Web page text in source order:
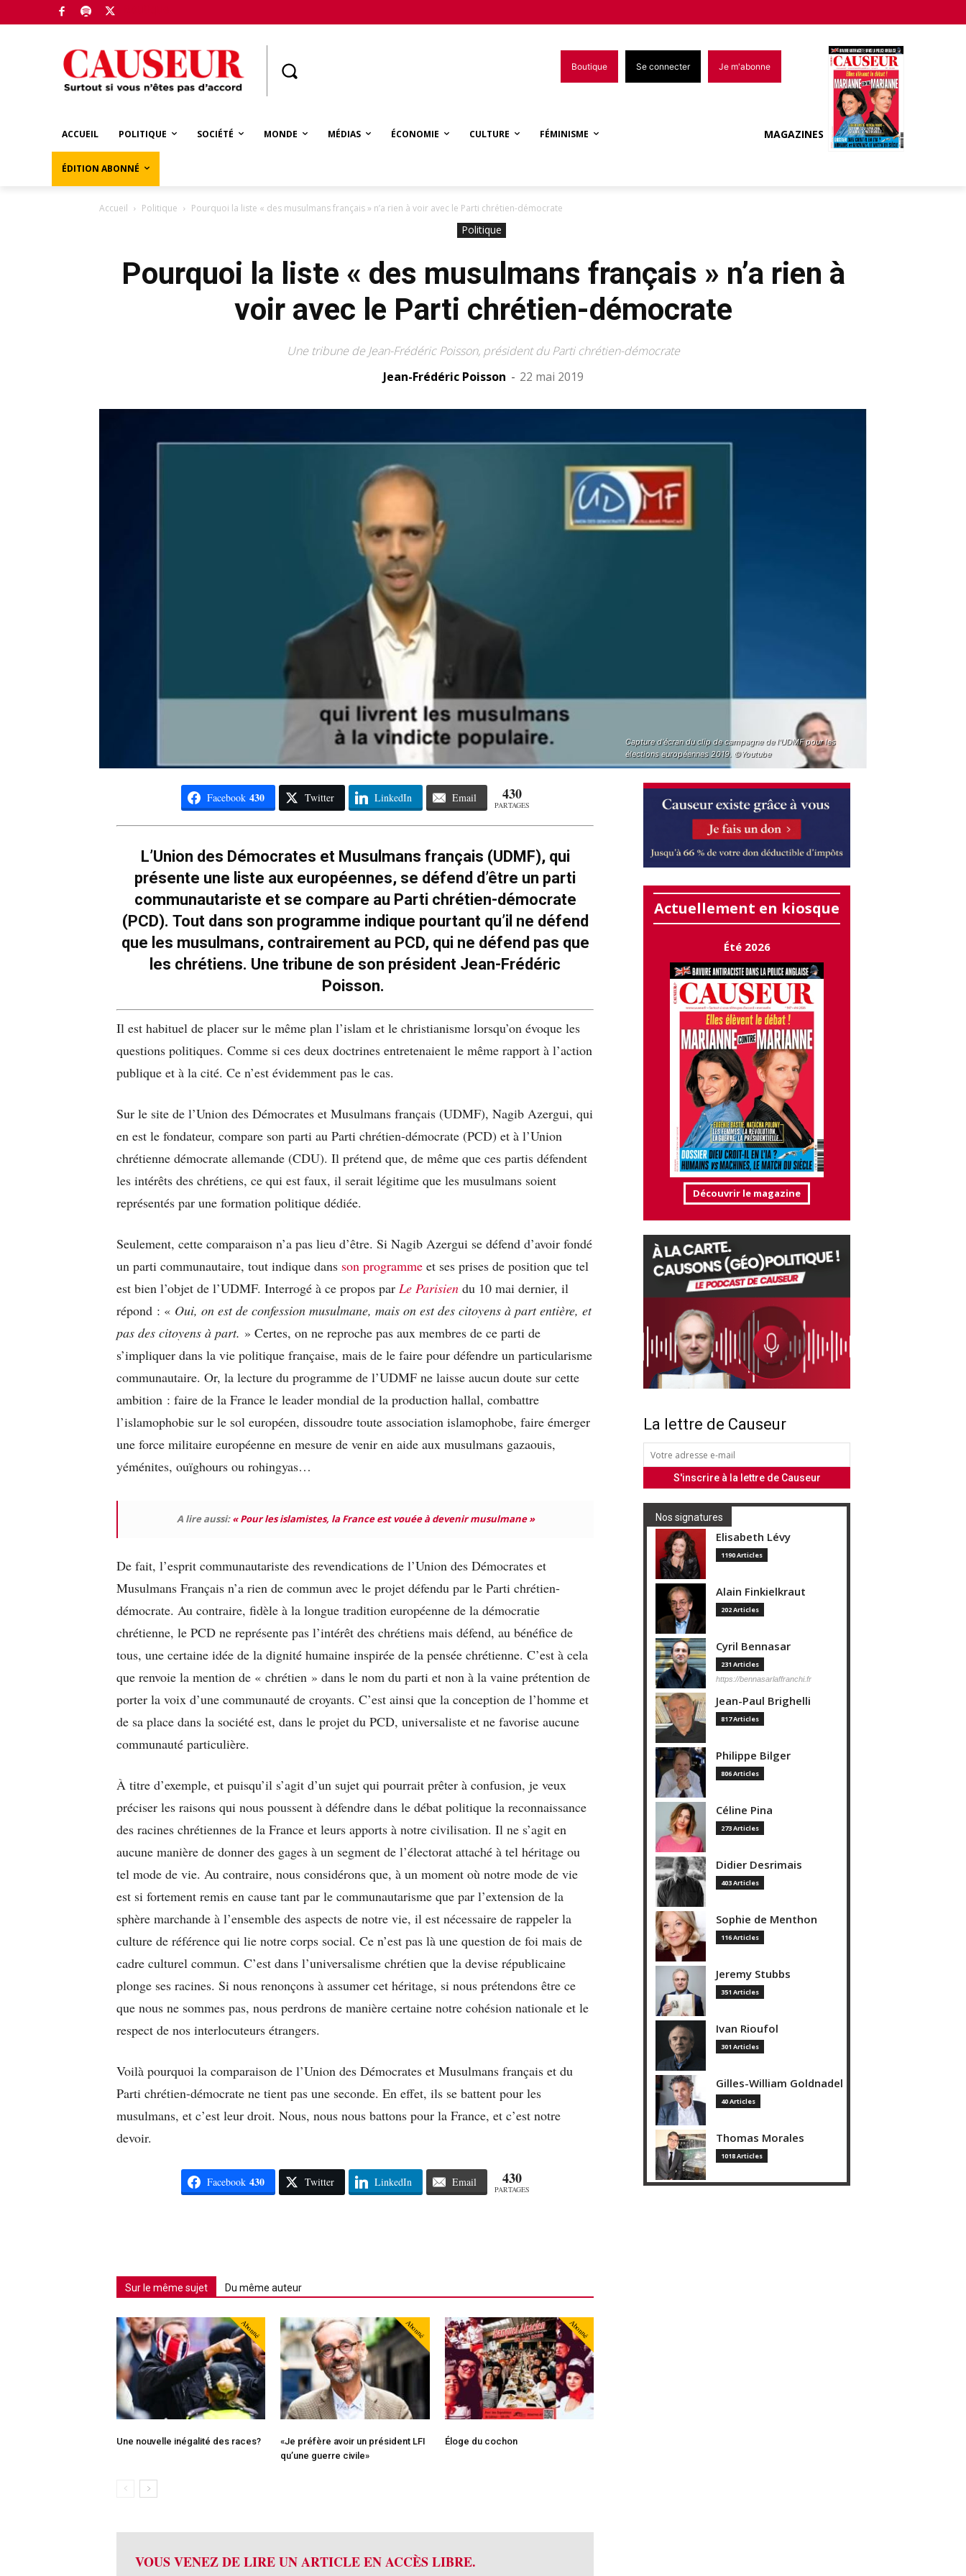
Boutique Se connecter Je m'abonne
ACCUEIL POLITIQUE SOCIÉTÉ MONDE MÉDIAS ÉCONOMIE CULTURE FÉMINISME
ÉDITION ABONNÉ
MAGAZINES
Accueil Politique Pourquoi la liste « des musulmans français » n’a rien à voir avec le Parti chrétien-démocrate
Politique
Pourquoi la liste « des musulmans français » n’a rien à
voir avec le Parti chrétien-démocrate
Une tribune de Jean-Frédéric Poisson, président du Parti chrétien-démocrate
Jean-Frédéric Poisson - 22 mai 2019
Capture d'écran du clip de campagne de l'UDMF pour les
élections européennes 2019. ©Youtube
Facebook 430 Twitter LinkedIn Email 430
PARTAGES
L’Union des Démocrates et Musulmans français (UDMF), qui
présente une liste aux européennes, se défend d’être un parti
communautariste et se compare au Parti chrétien-démocrate
(PCD). Tout dans son programme indique pourtant qu’il ne défend
que les musulmans, contrairement au PCD, qui ne défend pas que
les chrétiens. Une tribune de son président Jean-Frédéric
Poisson.
Il est habituel de placer sur le même plan l’islam et le christianisme lorsqu’on évoque les
questions politiques. Comme si ces deux doctrines entretenaient le même rapport à l’action
publique et à la cité. Ce n’est évidemment pas le cas.
Sur le site de l’Union des Démocrates et Musulmans français (UDMF), Nagib Azergui, qui
en est le fondateur, compare son parti au Parti chrétien-démocrate (PCD) et à l’Union
chrétienne démocrate allemande (CDU). Il prétend que, de même que ces partis défendent
les intérêts des chrétiens, ce qui est faux, il serait légitime que les musulmans soient
représentés par une formation politique dédiée.
Seulement, cette comparaison n’a pas lieu d’être. Si Nagib Azergui se défend d’avoir fondé
un parti communautaire, tout indique dans son programme et ses prises de position que tel
est bien l’objet de l’UDMF. Interrogé à ce propos par Le Parisien du 10 mai dernier, il
répond : « Oui, on est de confession musulmane, mais on est des citoyens à part entière, et
pas des citoyens à part. » Certes, on ne reproche pas aux membres de ce parti de
s’impliquer dans la vie politique française, mais de le faire pour défendre un particularisme
communautaire. Or, la lecture du programme de l’UDMF ne laisse aucun doute sur cette
ambition : faire de la France le leader mondial de la production hallal, combattre
l’islamophobie sur le sol européen, dissoudre toute association islamophobe, faire émerger
une force militaire européenne en mesure de venir en aide aux musulmans gazaouis,
yéménites, ouïghours ou rohingyas…
A lire aussi:« Pour les islamistes, la France est vouée à devenir musulmane »
De fait, l’esprit communautariste des revendications de l’Union des Démocrates et
Musulmans Français n’a rien de commun avec le projet défendu par le Parti chrétien-
démocrate. Au contraire, fidèle à la longue tradition européenne de la démocratie
chrétienne, le PCD ne représente pas l’intérêt des chrétiens mais défend, au bénéfice de
tous, une certaine idée de la dignité humaine inspirée de la pensée chrétienne. C’est à cela
que renvoie la mention de « chrétien » dans le nom du parti et non à la vaine prétention de
porter la voix d’une communauté de croyants. C’est ainsi que la conception de l’homme et
de sa place dans la société est, dans le projet du PCD, universaliste et ne favorise aucune
communauté particulière.
À titre d’exemple, et puisqu’il s’agit d’un sujet qui pourrait prêter à confusion, je veux
préciser les raisons qui nous poussent à défendre dans le débat politique la reconnaissance
des racines chrétiennes de la France et leurs apports à notre civilisation. Il ne s’agit en
aucune manière de donner des gages à un segment de l’électorat attaché à tel héritage ou
tel mode de vie. Au contraire, nous considérons que, à un moment où notre mode de vie
est si fortement remis en cause tant par le communautarisme que par l’extension de la
sphère marchande à l’ensemble des aspects de notre vie, il est nécessaire de rappeler la
culture de référence qui lie notre corps social. Ce n’est pas là une question de foi mais de
cadre culturel commun. C’est dans l’universalisme chrétien que la devise républicaine
plonge ses racines. Si nous renonçons à assumer cet héritage, si nous prétendons être ce
que nous ne sommes pas, nous perdrons de manière certaine notre cohésion nationale et le
respect de nos interlocuteurs étrangers.
Voilà pourquoi la comparaison de l’Union des Démocrates et Musulmans français et du
Parti chrétien-démocrate ne tient pas une seconde. En effet, ils se battent pour les
musulmans, et c’est leur droit. Nous, nous nous battons pour la France, et c’est notre
devoir.
Facebook 430 Twitter LinkedIn Email 430
PARTAGES
Sur le même sujet Du même auteur
Abonné
Une nouvelle inégalité des races?
Abonné
«Je préfère avoir un président LFI
qu’une guerre civile»
Abonné
Éloge du cochon
VOUS VENEZ DE LIRE UN ARTICLE EN ACCÈS LIBRE.
Actuellement en kiosque
Été 2026
Découvrir le magazine
La lettre de Causeur
Nos signatures
Elisabeth Lévy
1190 Articles
Alain Finkielkraut
202 Articles
Cyril Bennasar
231 Articles
https://bennasarlaffranchi.fr
Jean-Paul Brighelli
817 Articles
Philippe Bilger
806 Articles
Céline Pina
273 Articles
Didier Desrimais
403 Articles
Sophie de Menthon
116 Articles
Jeremy Stubbs
351 Articles
Ivan Rioufol
301 Articles
Gilles-William Goldnadel
40 Articles
Thomas Morales
1018 Articles